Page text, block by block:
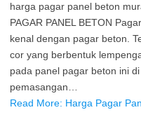
harga pagar panel beton
PAGAR PANEL BETON
kenal dengan pagar beton.
cor yang berbentuk
pada panel pagar beton ini
pemasangan…
Read More: Harga Pagar